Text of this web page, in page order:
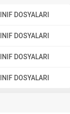
DOSYALARI
DOSYALARI
DOSYALARI
DOSYALARI